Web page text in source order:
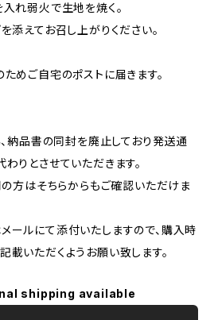
れ弱火で生地を焼く。
添えてお召し上がりください。
めご自宅のポストに届きます。
納品書の同封を廃止しており発送通
りとさせていただきます。
方はそちらからもご確認いただけま
ールにて添付いたしますので、購入時
いただくようお願い致します。
shipping available